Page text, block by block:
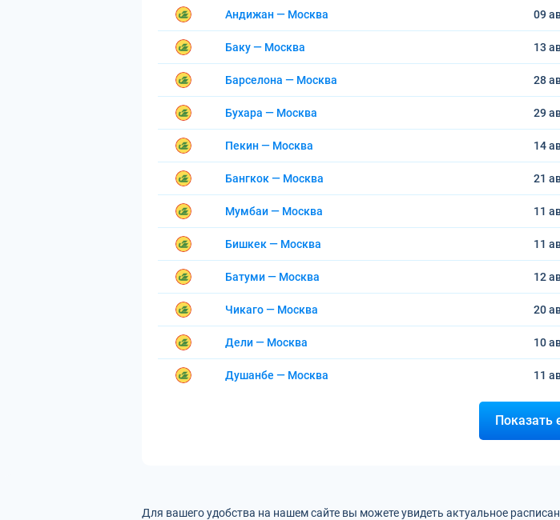
Андижан — Москва 09
Баку — Москва 13
Барселона — Москва 28
Бухара — Москва 29
Пекин — Москва 14
Бангкок — Москва 21
Мумбаи — Москва 11
Бишкек — Москва 11
Батуми — Москва 12
Чикаго — Москва 20
Дели — Москва 10
Душанбе — Москва 11
Показать
Для вашего удобства на нашем сайте вы можете увидеть актуальное